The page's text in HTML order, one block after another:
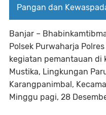
Pangan dan
Banjar –
Polsek Purwaharja
kegiatan pemantauan di
Mustika, Lingkungan
Karangpanimbal,
Minggu pagi, 28